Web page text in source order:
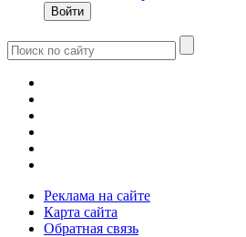
Реклама на сайте
Карта сайта
Обратная связь